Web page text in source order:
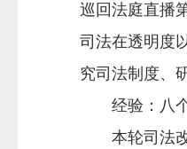
巡回法庭直播
司法在透明度
究司法制度、
经验：八
本轮司法改